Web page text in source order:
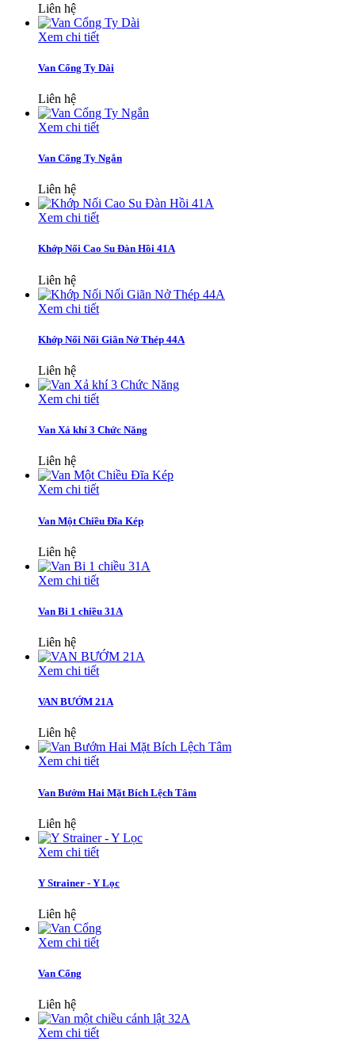
Liên hệ
Xem chi tiết
Van Cổng Ty Dài
Liên hệ
Xem chi tiết
Van Cổng Ty Ngắn
Liên hệ
Xem chi tiết
Khớp Nối Cao Su Đàn Hồi 41A
Liên hệ
Xem chi tiết
Khớp Nối Nối Giãn Nở Thép 44A
Liên hệ
Xem chi tiết
Van Xả khí 3 Chức Năng
Liên hệ
Xem chi tiết
Van Một Chiều Đĩa Kép
Liên hệ
Xem chi tiết
Van Bi 1 chiều 31A
Liên hệ
Xem chi tiết
VAN BƯỚM 21A
Liên hệ
Xem chi tiết
Van Bướm Hai Mặt Bích Lệch Tâm
Liên hệ
Xem chi tiết
Y Strainer - Y Lọc
Liên hệ
Xem chi tiết
Van Cổng
Liên hệ
Xem chi tiết